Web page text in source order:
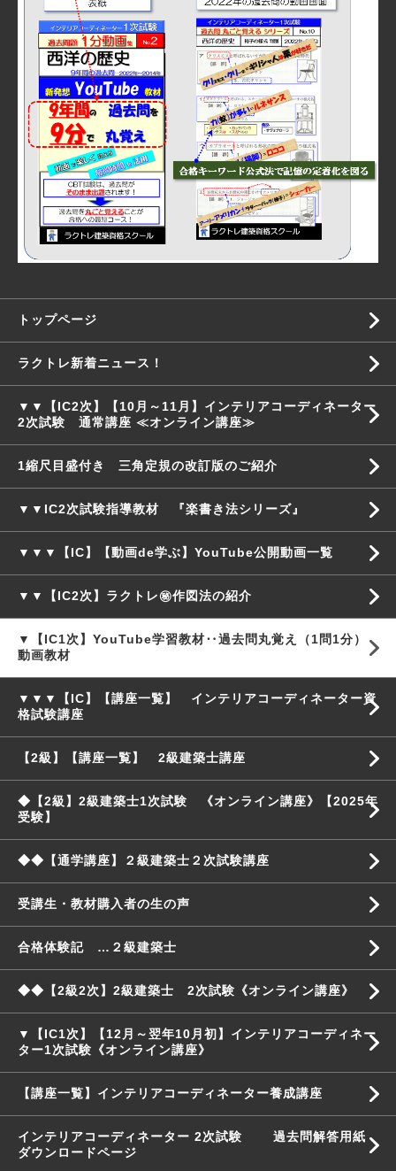
トップページ
ラクトレ新着ニュース！
▼▼【IC2次】【10月～11月】インテリアコーディネーター
2次試験 通常講座 ≪オンライン講座≫
1縮尺目盛付き 三角定規の改訂版のご紹介
▼▼IC2次試験指導教材 『楽書き法シリーズ』
▼▼▼【IC】【動画de学ぶ】YouTube公開動画一覧
▼▼【IC2次】ラクトレ㊙作図法の紹介
▼【IC1次】YouTube学習教材‥過去問丸覚え（1問1分）
動画教材
▼▼▼【IC】【講座一覧】 インテリアコーディネーター資
格試験講座
【2級】【講座一覧】 2級建築士講座
◆【2級】2級建築士1次試験 《オンライン講座》【2025年
受験】
◆◆【通学講座】２級建築士２次試験講座
受講生・教材購入者の生の声
合格体験記 …２級建築士
◆◆【2級2次】2級建築士 2次試験《オンライン講座》
▼【IC1次】【12月～翌年10月初】インテリアコーディネー
ター1次試験《オンライン講座》
【講座一覧】インテリアコーディネーター養成講座
インテリアコーディネーター 2次試験 過去問解答用紙
ダウンロードページ